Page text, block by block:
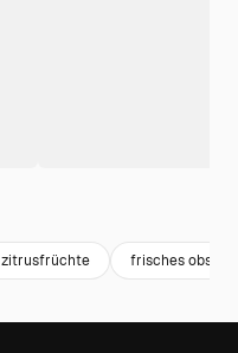
zitrusfrüchte frisches obst